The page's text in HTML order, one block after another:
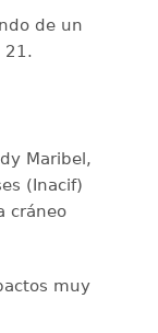
de un
21.
Maribel,
(Inacif)
cráneo
muy